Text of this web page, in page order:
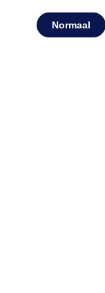
Normaal